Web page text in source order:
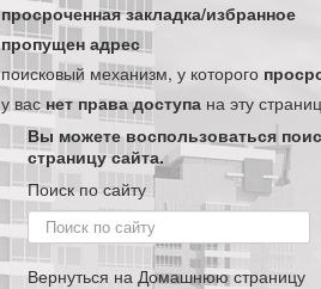
просроченная закладка/избранное
пропущен адрес
поисковый механизм, у которого
у васнет права доступа на эту
Вы можете воспользоваться
страницу сайта.
Поиск по сайту
Поиск
по
сайту
Вернуться на Домашнюю страницу